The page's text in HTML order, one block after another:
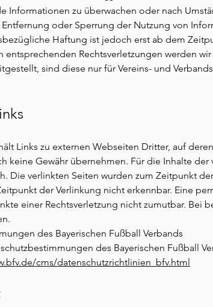
Informationen zu überwachen oder nach
oder Sperrung der Nutzung von
Haftung ist jedoch erst ab dem
entsprechenden Rechtsverletzungen werden
sind diese nur für Vereins- und
Links zu externen Webseiten Dritter, auf
keine Gewähr übernehmen. Für die Inhalte
Die verlinkten Seiten wurden zum Zeitpunkt
der Verlinkung nicht erkennbar. Eine
einer Rechtsverletzung nicht zumutbar. Bei
des Bayerischen Fußball Verbands
des Bayerischen Fußball
cms/datenschutzrichtlinien_bfv.html